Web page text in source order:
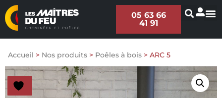
05 63 66
41 91
Accueil > Nos produits > Poêles à bois > ARC 5